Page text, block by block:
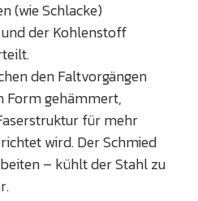
(wie Schlacke)
der Kohlenstoff
den Faltvorgängen
Form gehämmert,
für mehr
wird. Der Schmied
– kühlt der Stahl zu